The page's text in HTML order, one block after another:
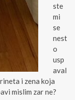
ste
mi
se
nest
o
usp
aval
i zena koja
mislim zar ne?